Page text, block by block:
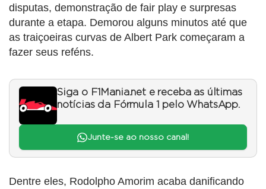
disputas, demonstração de fair play e surpresas
durante a etapa. Demorou alguns minutos até que
as traiçoeiras curvas de Albert Park começaram a
fazer seus reféns.
Siga o F1Mania.net e receba as últimas
notícias da Fórmula 1 pelo WhatsApp.
Junte-se ao nosso canal!
Dentre eles, Rodolpho Amorim acaba danificando